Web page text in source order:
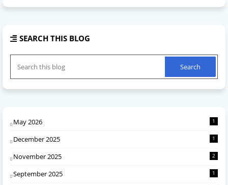
SEARCH THIS BLOG
May 2026 1
December 2025 1
November 2025 2
September 2025 1